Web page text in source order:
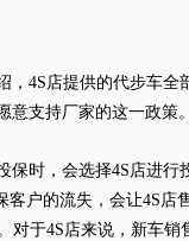
4S店提供的代步车全
意支持厂家的这一政策
时，会选择4S店进行
客户的流失，会让4S店
对于4S店来说，新车